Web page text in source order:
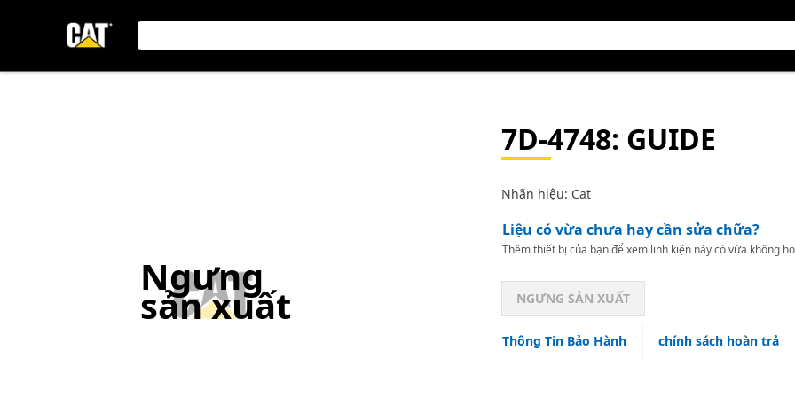
Ngưng
sản xuất
7D-4748: GUIDE
Nhãn hiệu: Cat
Liệu có vừa chưa hay cần sửa chữa?
Thêm thiết bị của bạn để xem linh kiện này có vừa không
NGƯNG SẢN XUẤT
Thông Tin Bảo Hành chính sách hoàn trả